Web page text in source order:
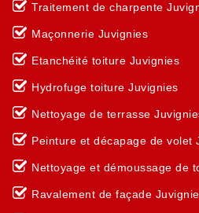
Traitement de charpente
Maçonnerie Juvignies
Etanchéité toiture Juvignies
Hydrofuge toiture Juvignies
Nettoyage de terrasse
Peinture et décapage de volet
Nettoyage et démoussage de
Ravalement de façade